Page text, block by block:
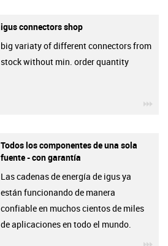
igus connectors shop
big variaty of different connectors from
stock without min. order quantity
Todos los componentes de una sola
fuente - con garantía
Las cadenas de energía de igus ya
están funcionando de manera
confiable en muchos cientos de miles
de aplicaciones en todo el mundo.